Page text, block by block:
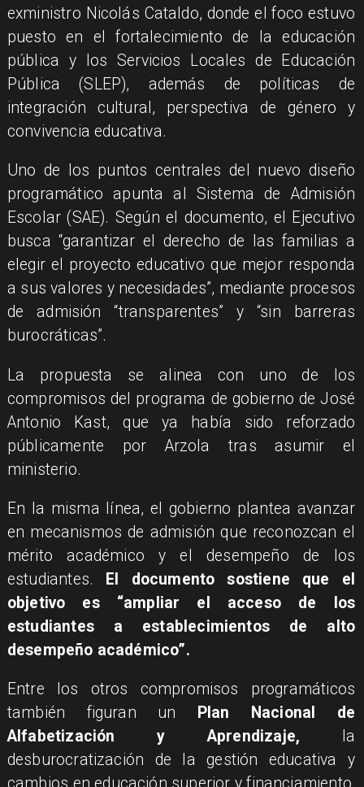
exministro Nicolás Cataldo, donde el foco estuvo
puesto en el fortalecimiento de la educación
pública y los Servicios Locales de Educación
Pública (SLEP), además de políticas de
integración cultural, perspectiva de género y
convivencia educativa.
Uno de los puntos centrales del nuevo diseño
programático apunta al Sistema de Admisión
Escolar (SAE). Según el documento, el Ejecutivo
busca “garantizar el derecho de las familias a
elegir el proyecto educativo que mejor responda
a sus valores y necesidades”, mediante procesos
de admisión “transparentes” y “sin barreras
burocráticas”.
La propuesta se alinea con uno de los
compromisos del programa de gobierno de José
Antonio Kast, que ya había sido reforzado
públicamente por Arzola tras asumir el
ministerio.
En la misma línea, el gobierno plantea avanzar
en mecanismos de admisión que reconozcan el
mérito académico y el desempeño de los
estudiantes.
El documento sostiene que el
objetivo es “ampliar el acceso de los
estudiantes a establecimientos de alto
desempeño académico”.
Entre los otros compromisos programáticos
también figuran un
Plan Nacional de
Alfabetización y Aprendizaje, la
desburocratización de la gestión educativa y